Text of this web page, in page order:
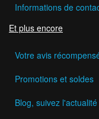
Informations de
Et plus encore
Votre avis
Promotions et soldes
Blog, suivez